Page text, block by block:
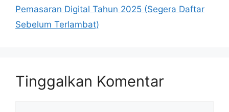
Pemasaran Digital Tahun 2025 (Segera Daftar
Sebelum Terlambat)
Tinggalkan Komentar